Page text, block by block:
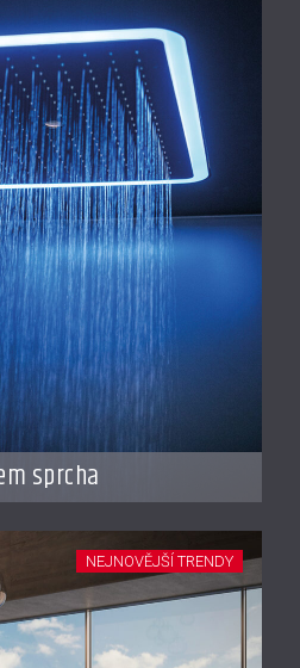
sprcha
NEJNOVĚJŠÍ TRENDY